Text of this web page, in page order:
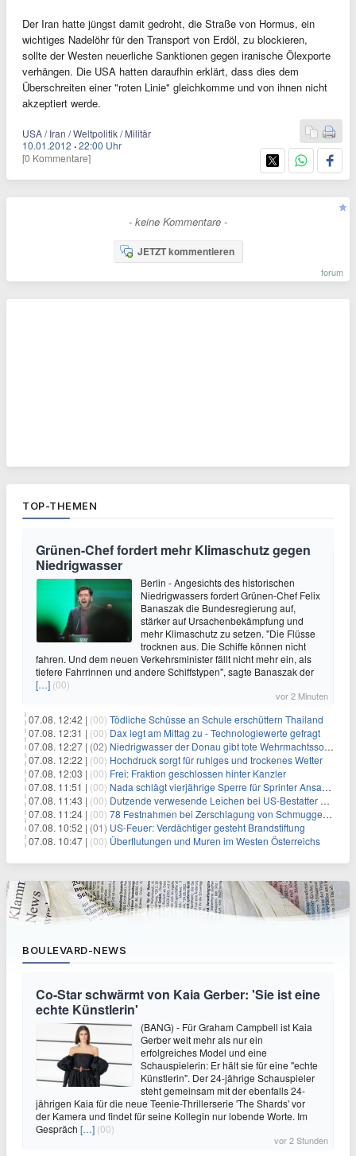
Der Iran hatte jüngst damit gedroht, die Straße von Hormus, ein
wichtiges Nadelöhr für den Transport von Erdöl, zu blockieren,
sollte der Westen neuerliche Sanktionen gegen iranische Ölexporte
verhängen. Die USA hatten daraufhin erklärt, dass dies dem
Überschreiten einer "roten Linie" gleichkomme und von ihnen nicht
akzeptiert werde.
USA / Iran / Weltpolitik / Militär
10.01.2012 ·22:00 Uhr
[0 Kommentare]
- keine Kommentare -
JETZT kommentieren
forum
TOP-THEMEN
Grünen-Chef fordert mehr Klimaschutz gegen
Niedrigwasser
Berlin - Angesichts des historischen
Niedrigwassers fordert Grünen-Chef Felix
Banaszak die Bundesregierung auf,
stärker auf Ursachenbekämpfung und
mehr Klimaschutz zu setzen. "Die Flüsse
trocknen aus. Die Schiffe können nicht
fahren. Und dem neuen Verkehrsminister fällt nicht mehr ein, als
tiefere Fahrrinnen und andere Schiffstypen", sagte Banaszak der
[…] (00)
vor 2 Minuten
07.08. 12:42 | (00) Tödliche Schüsse an Schule erschüttern Thailand
07.08. 12:31 | (00) Dax legt am Mittag zu - Technologiewerte gefragt
07.08. 12:27 | (02) Niedrigwasser der Donau gibt tote Wehrmachtssoldaten frei
07.08. 12:22 | (00) Hochdruck sorgt für ruhiges und trockenes Wetter
07.08. 12:03 | (00) Frei: Fraktion geschlossen hinter Kanzler
07.08. 11:51 | (00) Nada schlägt vierjährige Sperre für Sprinter Ansah vor
07.08. 11:43 | (00) Dutzende verwesende Leichen bei US-Bestatter gefunden
07.08. 11:24 | (00) 78 Festnahmen bei Zerschlagung von Schmuggelnetzwerk in Spanien
07.08. 10:52 | (01) US-Feuer: Verdächtiger gesteht Brandstiftung
07.08. 10:47 | (00) Überflutungen und Muren im Westen Österreichs
BOULEVARD-NEWS
Co-Star schwärmt von Kaia Gerber: 'Sie ist eine
echte Künstlerin'
(BANG) - Für Graham Campbell ist Kaia
Gerber weit mehr als nur ein
erfolgreiches Model und eine
Schauspielerin: Er hält sie für eine "echte
Künstlerin". Der 24-jährige Schauspieler
steht gemeinsam mit der ebenfalls 24-
jährigen Kaia für die neue Teenie-Thrillerserie 'The Shards' vor
der Kamera und findet für seine Kollegin nur lobende Worte. Im
Gespräch […] (00)
vor 2 Stunden